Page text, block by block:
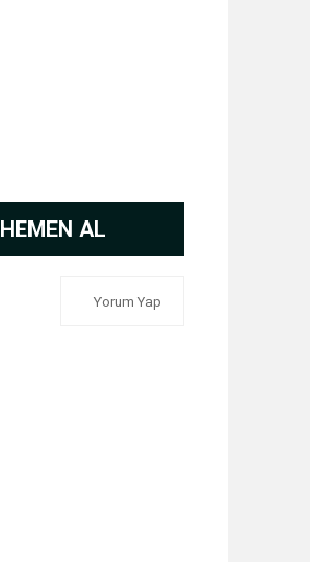
HEMEN AL
Yorum Yap